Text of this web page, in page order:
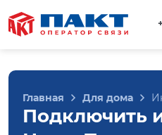
Главная Для дома
Подключить